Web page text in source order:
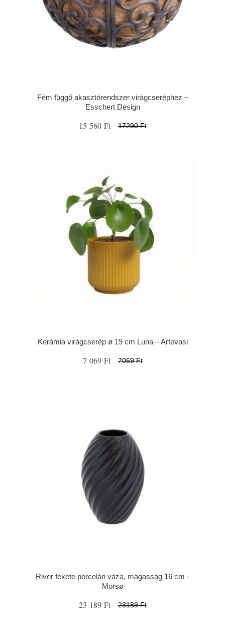
Fém függő akasztórendszer virágcseréphez –
Esschert Design
15 560 Ft 17290 Ft
Kerámia virágcserép ø 19 cm Luna – Artevasi
7 069 Ft 7069 Ft
River fekete porcelán váza, magasság 16 cm -
Morsø
23 189 Ft 23189 Ft